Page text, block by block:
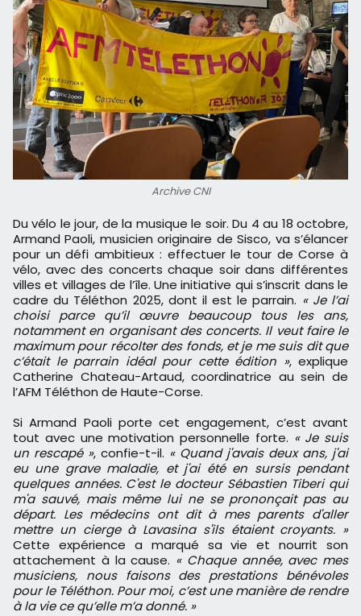
Archive CNI
Du vélo le jour, de la musique le soir. Du 4 au 18 octobre,
Armand Paoli, musicien originaire de Sisco, va s’élancer
pour un défi ambitieux : effectuer le tour de Corse à
vélo, avec des concerts chaque soir dans différentes
villes et villages de l’île. Une initiative qui s’inscrit dans le
cadre du Téléthon 2025, dont il est le parrain. « Je l’ai
choisi parce qu’il œuvre beaucoup tous les ans,
notamment en organisant des concerts. Il veut faire le
maximum pour récolter des fonds, et je me suis dit que
c’était le parrain idéal pour cette édition », explique
Catherine Chateau-Artaud, coordinatrice au sein de
l’AFM Téléthon de Haute-Corse.
Si Armand Paoli porte cet engagement, c’est avant
tout avec une motivation personnelle forte. « Je suis
un rescapé », confie-t-il. « Quand j'avais deux ans, j'ai
eu une grave maladie, et j'ai été en sursis pendant
quelques années. C'est le docteur Sébastien Tiberi qui
m'a sauvé, mais même lui ne se prononçait pas au
départ. Les médecins ont dit à mes parents d'aller
mettre un cierge à Lavasina s'ils étaient croyants. »
Cette expérience a marqué sa vie et nourrit son
attachement à la cause. « Chaque année, avec mes
musiciens, nous faisons des prestations bénévoles
pour le Téléthon. Pour moi, c’est une manière de rendre
à la vie ce qu’elle m’a donné. »